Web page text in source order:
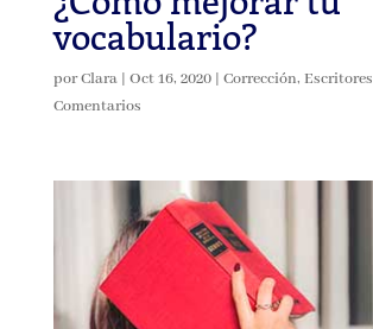
vocabulario?
porClara| Oct 16, 2020| Corrección, Escritores
Comentarios